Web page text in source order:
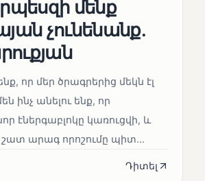
մենք
չունենանք․
որ մեր ծրագրերից մեկն էլ
ինչ անելու ենք, որ
էներգաբլոկը կառուցվի, և
շատ արագ որոշումը պիտ...
Դիտել